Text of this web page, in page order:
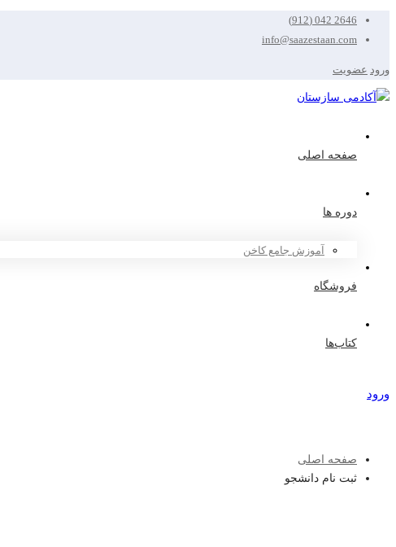
2646 042 (912)
info@saazestaan.com
ورود عضویت
صفحه اصلی
دوره ها
آموزش جامع کاخن
فروشگاه
کتاب‌ها
ورود
صفحه اصلی
ثبت نام دانشجو